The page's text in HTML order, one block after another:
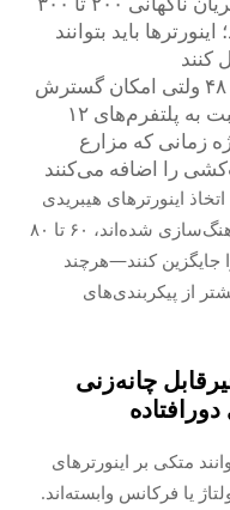
باید بتوانند
کنند
: سیستم‌های ترکیبی ۴۸ ولتی امکان گسترش
ماژولار را به‌صورت کارآمدتری نسبت به پلتفرم‌های ۱۲
زمانی که مزارع
را اضافه می‌کنند
اینورترهای هیبریدی
به‌اندازه مناسب که با ترتیب بارها هماهنگ‌سازی شده‌اند، ۶۰ تا ۸۰
کنند—هرچند
حدود ۳۰ درصد بیشتر از پیکربندی‌های
چانه‌زنی
متکی بر اینورترهای
یا فرکانس وابسته‌اند.